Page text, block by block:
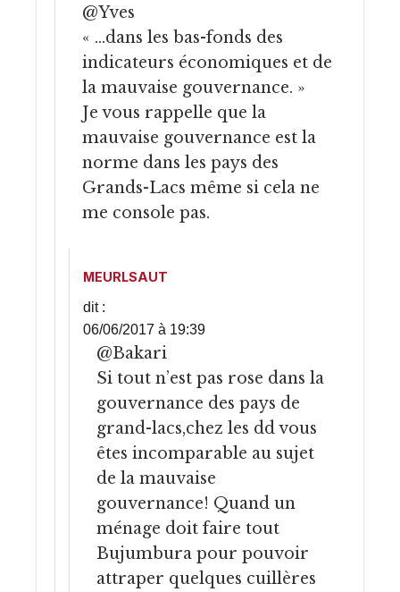
@Yves
« …dans les bas-fonds des
indicateurs économiques et de
la mauvaise gouvernance. »
Je vous rappelle que la
mauvaise gouvernance est la
norme dans les pays des
Grands-Lacs même si cela ne
me console pas.
MEURLSAUT
dit :
06/06/2017 à 19:39
@Bakari
Si tout n’est pas rose dans la
gouvernance des pays de
grand-lacs,chez les dd vous
êtes incomparable au sujet
de la mauvaise
gouvernance! Quand un
ménage doit faire tout
Bujumbura pour pouvoir
attraper quelques cuillères